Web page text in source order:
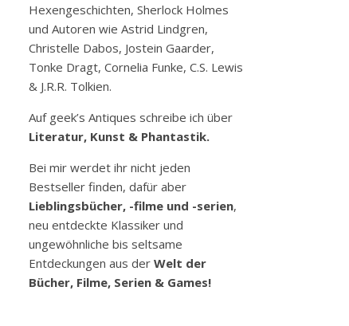
Hexengeschichten, Sherlock Holmes
und Autoren wie Astrid Lindgren,
Christelle Dabos, Jostein Gaarder,
Tonke Dragt, Cornelia Funke, C.S. Lewis
& J.R.R. Tolkien.
Auf geek’s Antiques schreibe ich über
Literatur, Kunst & Phantastik.
Bei mir werdet ihr nicht jeden
Bestseller finden, dafür aber
Lieblingsbücher, -filme und -serien,
neu entdeckte Klassiker und
ungewöhnliche bis seltsame
Entdeckungen aus der Welt der
Bücher, Filme, Serien & Games!